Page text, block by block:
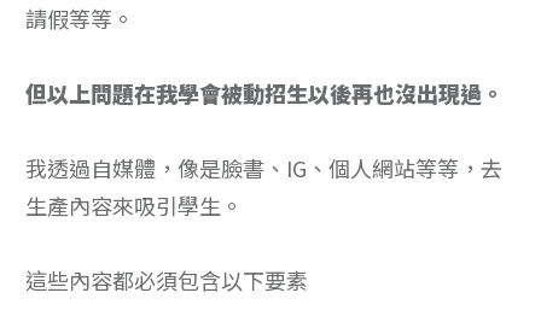
請假等等。
但以上問題在我學會被動招生以後再也沒出現過。
我透過自媒體，像是臉書、IG、個人網站等等，去
生產內容來吸引學生。
這些內容都必須包含以下要素